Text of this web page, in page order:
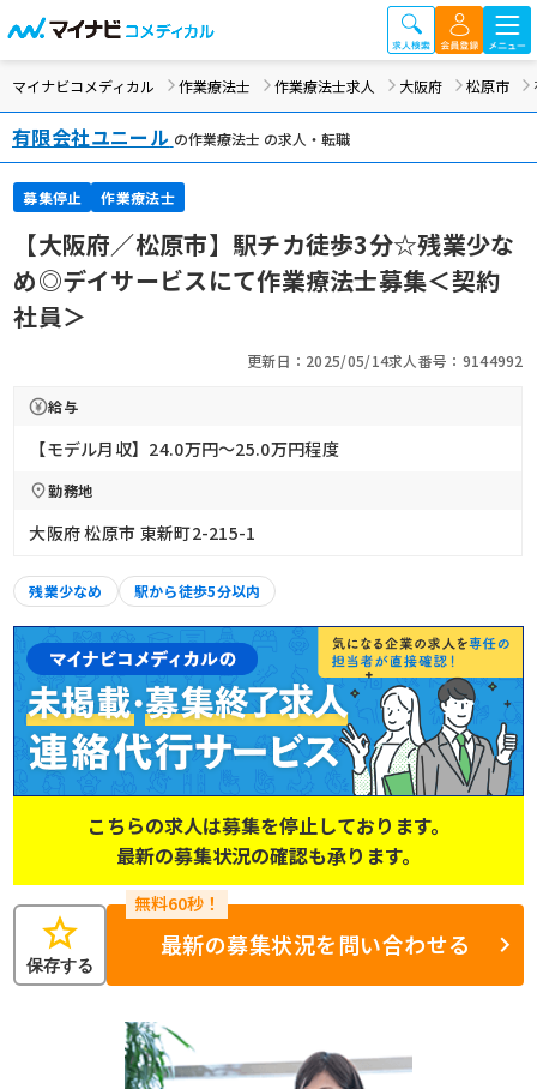
マイナビコメディカル 作業療法士 作業療法士求人 大阪府 松原市
有限会社ユニール の作業療法士 の求人・転職
募集停止 作業療法士
【大阪府／松原市】駅チカ徒歩3分☆残業少な
め◎デイサービスにて作業療法士募集＜契約
社員＞
更新日：2025/05/14求人番号：9144992
給与
【モデル月収】24.0万円〜25.0万円程度
勤務地
大阪府 松原市 東新町2-215-1
残業少なめ 駅から徒歩5分以内
こちらの求人は募集を停止しております。
最新の募集状況の確認も承ります。
star
保存する
最新の募集状況を問い合わせる